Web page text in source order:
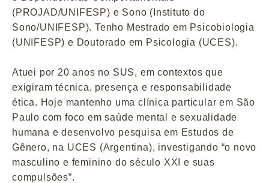
(PROJAD/UNIFESP) e Sono (Instituto do
Sono/UNIFESP). Tenho Mestrado em Psicobiologia
(UNIFESP) e Doutorado em Psicologia (UCES).
Atuei por 20 anos no SUS, em contextos que
exigiram técnica, presença e responsabilidade
ética. Hoje mantenho uma clínica particular em São
Paulo com foco em saúde mental e sexualidade
humana e desenvolvo pesquisa em Estudos de
Gênero, na UCES (Argentina), investigando “o novo
masculino e feminino do século XXI e suas
compulsões”.